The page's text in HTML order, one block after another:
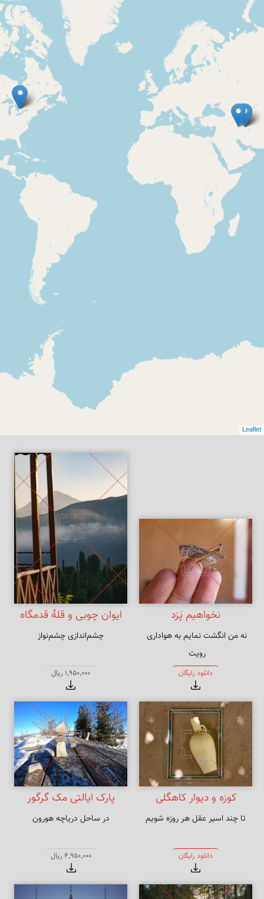
Leaflet
نخواهیم پَرَد
نه من انگشت نمایم به هواداری
که تو انگشت نمایی و خلایق
نگرانت
دانلود رایگان
ایوان چوبی و قلهٔ قدمگاه
چشم‌اندازی چشم‌نواز
1,950,000 ریال
کوزه و دیوار کاهگلی
تا چند اسیر عقل هر روزه شویم
دانلود رایگان
پارک ایالتی مک گرگور
پوینت
در ساحل دریاچه هورون
4,950,000 ریال